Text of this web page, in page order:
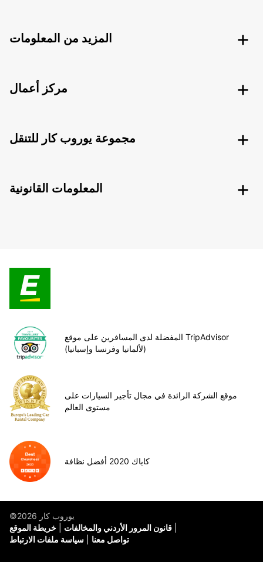
المزيد من المعلومات
مركز أعمال
مجموعة يوروب كار للتنقل
المعلومات القانونية
المفضلة لدى المسافرين على موقع TripAdvisor
(لألمانيا وفرنسا وإسبانيا)
موقع الشركة الرائدة في مجال تأجير السيارات على
مستوى العالم
كاياك 2020 أفضل نظافة
©يوروب كار 2026
خريطة الموقع
قانون المرور الأردني والمخالفات
سياسة ملفات الارتباط
تواصل معنا